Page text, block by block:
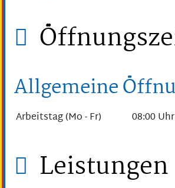
Allgemeine
Arbeitstag (Mo - Fr) 08:00 Uhr
Leistungen